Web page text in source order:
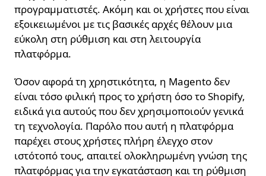
προγραμματιστές. Ακόμη και οι χρήστες που είναι
εξοικειωμένοι με τις βασικές αρχές θέλουν μια
εύκολη στη ρύθμιση και στη λειτουργία
πλατφόρμα.
Όσον αφορά τη χρηστικότητα, η Magento δεν
είναι τόσο φιλική προς το χρήστη όσο το Shopify,
ειδικά για αυτούς που δεν χρησιμοποιούν γενικά
τη τεχνολογία. Παρόλο που αυτή η πλατφόρμα
παρέχει στους χρήστες πλήρη έλεγχο στον
ιστότοπό τους, απαιτεί ολοκληρωμένη γνώση της
πλατφόρμας για την εγκατάσταση και τη ρύθμιση